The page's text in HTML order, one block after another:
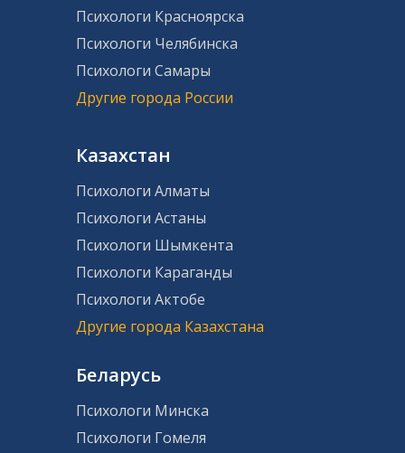
Психологи Красноярска
Психологи Челябинска
Психологи Самары
Другие города России
Казахстан
Психологи Алматы
Психологи Астаны
Психологи Шымкента
Психологи Караганды
Психологи Актобе
Другие города Казахстана
Беларусь
Психологи Минска
Психологи Гомеля